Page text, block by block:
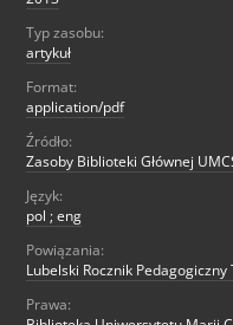
Typ zasobu:
artykuł
Format:
application/pdf
Źródło:
Zasoby Biblioteki Głównej
Język:
pol ; eng
Powiązania:
Lubelski Rocznik Pedagogiczny
Prawa: